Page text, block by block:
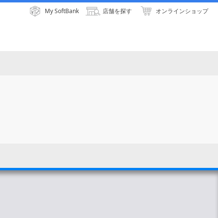
My SoftBank 店舗を探す オンラインショップ